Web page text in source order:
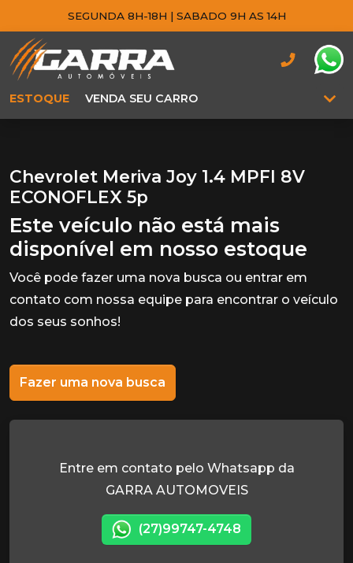
SEGUNDA 8H-18H | SABADO 9H AS 14H
ESTOQUE VENDA SEU CARRO
Chevrolet Meriva Joy 1.4 MPFI 8V
ECONOFLEX 5p
Este veículo não está mais
disponível em nosso estoque
Você pode fazer uma nova busca ou entrar em
contato com nossa equipe para encontrar o veículo
dos seus sonhos!
Fazer uma nova busca
Entre em contato pelo Whatsapp da
GARRA AUTOMOVEIS
(27)99747-4748